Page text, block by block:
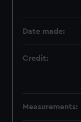
Date made:
Credit:
Measurements: